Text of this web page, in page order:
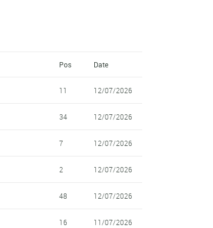
Pos Date
11 12/07/2026
34 12/07/2026
7 12/07/2026
2 12/07/2026
48 12/07/2026
16 11/07/2026